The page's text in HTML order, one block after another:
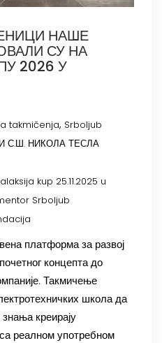
НАШЕ
СУ НА
2026 У
takmičenja, Srboljub
С.Ш. НИКОЛА ТЕСЛА
kup 25.11.2025 u
Srboljub
платформа за развој
концепта до
Такмичење
школа да
креирају
реалном употребном